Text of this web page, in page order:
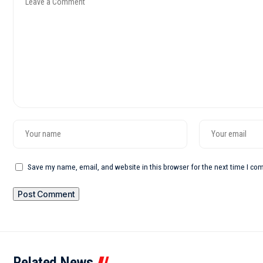
Save my name, email, and website in this browser for the next time I